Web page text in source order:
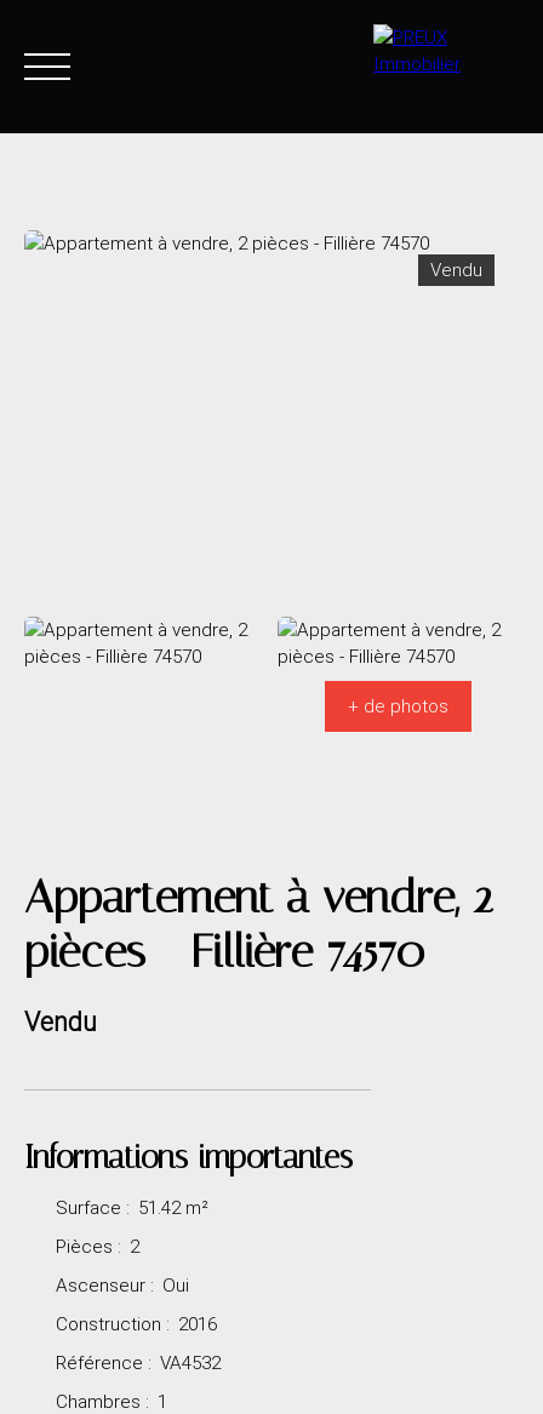
Vendu
+ de photos
Appartement à vendre, 2
pièces - Fillière 74570
Vendu
Informations importantes
Surface : 51.42 m²
Pièces : 2
Ascenseur : Oui
Construction : 2016
Référence : VA4532
Chambres : 1